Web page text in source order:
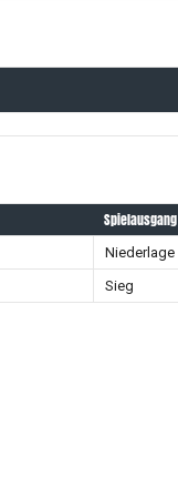
Spielausgang
Niederlage
Sieg